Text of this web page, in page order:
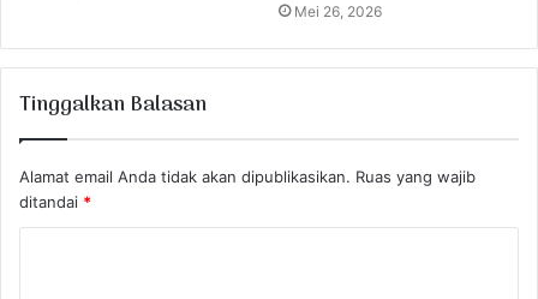
Mei 26, 2026
Tinggalkan Balasan
Alamat email Anda tidak akan dipublikasikan. Ruas yang wajib
ditandai *